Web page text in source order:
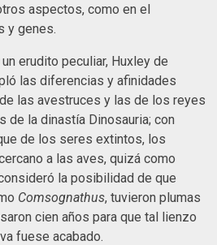
aspectos, como en el
y genes.
erudito peculiar, Huxley de
las diferencias y afinidades
las avestruces y las de los reyes
de la dinastía Dinosauria; con
de los seres extintos, los
a las aves, quizá como
la posibilidad de que
Comsognathus, tuvieron plumas
cien años para que tal lienzo
fuese acabado.